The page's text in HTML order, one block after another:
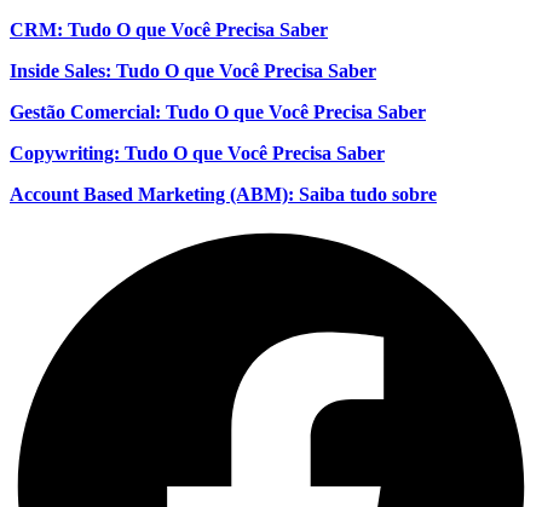
CRM: Tudo O que Você Precisa Saber
Inside Sales: Tudo O que Você Precisa Saber
Gestão Comercial: Tudo O que Você Precisa Saber
Copywriting: Tudo O que Você Precisa Saber
Account Based Marketing (ABM): Saiba tudo sobre